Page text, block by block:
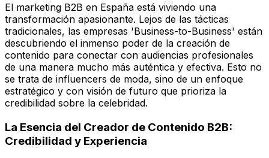
El marketing B2B en España está viviendo una
transformación apasionante. Lejos de las tácticas
tradicionales, las empresas 'Business-to-Business' están
descubriendo el inmenso poder de la creación de
contenido para conectar con audiencias profesionales
de una manera mucho más auténtica y efectiva. Esto no
se trata de influencers de moda, sino de un enfoque
estratégico y con visión de futuro que prioriza la
credibilidad sobre la celebridad.
La Esencia del Creador de Contenido B2B:
Credibilidad y Experiencia